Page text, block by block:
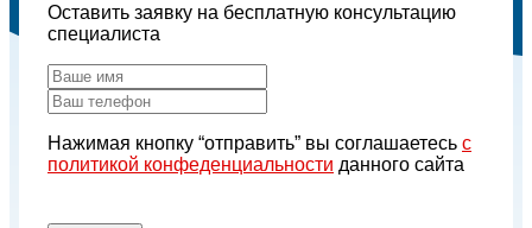
Оставить заявку на бесплатную консультацию
специалиста
Нажимая кнопку “отправить” вы соглашаетесь с
политикой конфеденциальности данного сайта